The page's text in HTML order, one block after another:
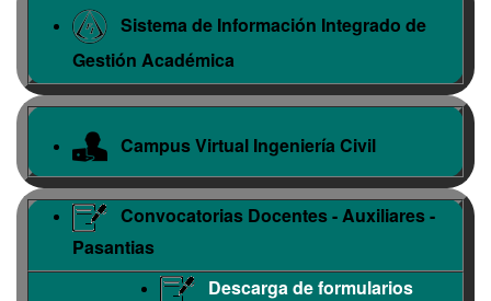
Sistema de Información Integrado de
Gestión Académica
Campus Virtual Ingeniería Civil
Convocatorias Docentes - Auxiliares -
Pasantias
Descarga de formularios